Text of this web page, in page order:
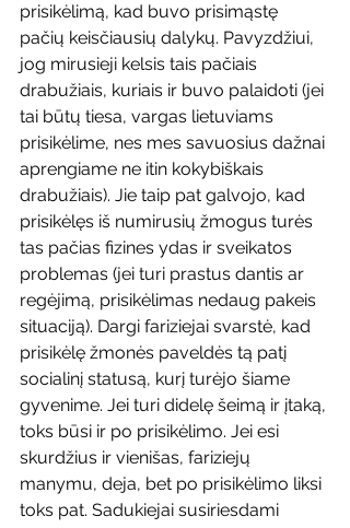
prisikėlimą, kad buvo prisimąstę
pačių keisčiausių dalykų. Pavyzdžiui,
jog mirusieji kelsis tais pačiais
drabužiais, kuriais ir buvo palaidoti (jei
tai būtų tiesa, vargas lietuviams
prisikėlime, nes mes savuosius dažnai
aprengiame ne itin kokybiškais
drabužiais). Jie taip pat galvojo, kad
prisikėlęs iš numirusių žmogus turės
tas pačias fizines ydas ir sveikatos
problemas (jei turi prastus dantis ar
regėjimą, prisikėlimas nedaug pakeis
situaciją). Dargi fariziejai svarstė, kad
prisikėlę žmonės paveldės tą patį
socialinį statusą, kurį turėjo šiame
gyvenime. Jei turi didelę šeimą ir įtaką,
toks būsi ir po prisikėlimo. Jei esi
skurdžius ir vienišas, fariziejų
manymu, deja, bet po prisikėlimo liksi
toks pat. Sadukiejai susiriesdami